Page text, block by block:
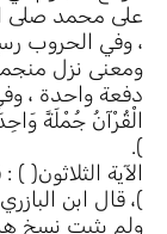
على محمد صلى
، وفي الحروب
ومعنى نزل
دفعة واحدة ،
الْقُرْآنُ جُمْلَةً
).
الآية الثلاثون(
)، قال ابن
ولم يثبت نسخ